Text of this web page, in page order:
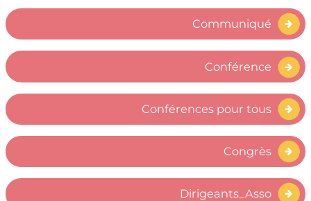
Communiqué
Conférence
Conférences pour tous
Congrès
Dirigeants_Asso